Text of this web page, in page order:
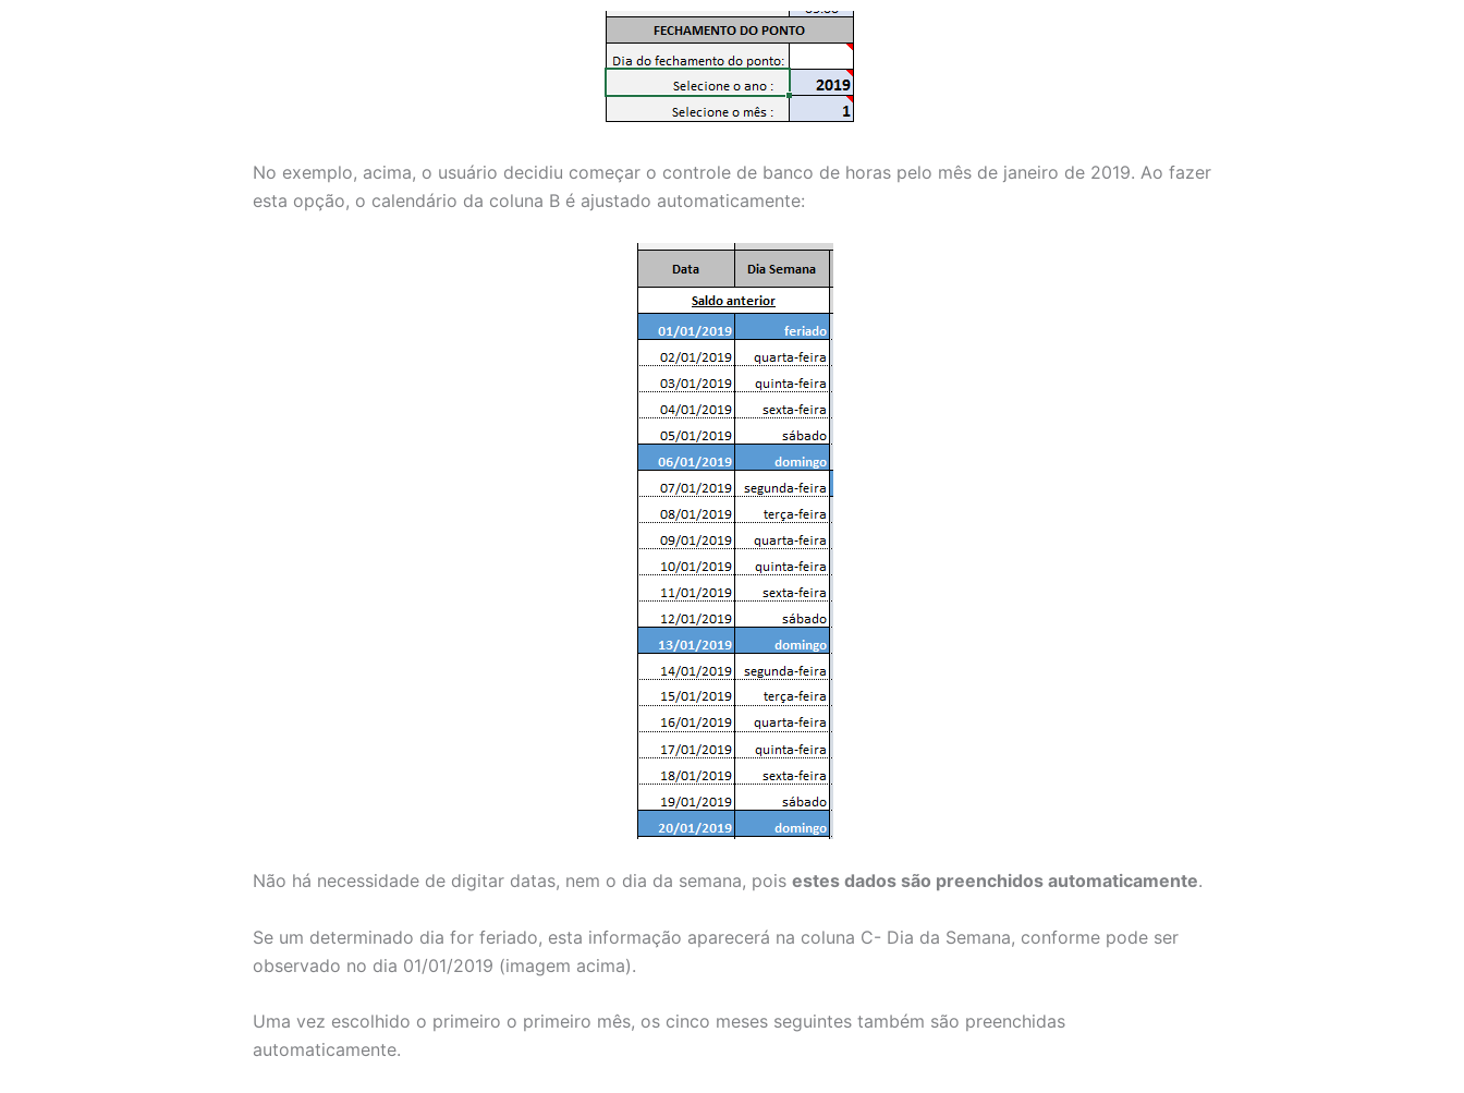
No exemplo, acima, o usuário decidiu começar o controle de banco de horas pelo mês de janeiro de 2019. Ao fazer
esta opção, o calendário da coluna B é ajustado automaticamente:
Não há necessidade de digitar datas, nem o dia da semana, pois estes dados são preenchidos automaticamente.
Se um determinado dia for feriado, esta informação aparecerá na coluna C- Dia da Semana, conforme pode ser
observado no dia 01/01/2019 (imagem acima).
Uma vez escolhido o primeiro o primeiro mês, os cinco meses seguintes também são preenchidas
automaticamente.